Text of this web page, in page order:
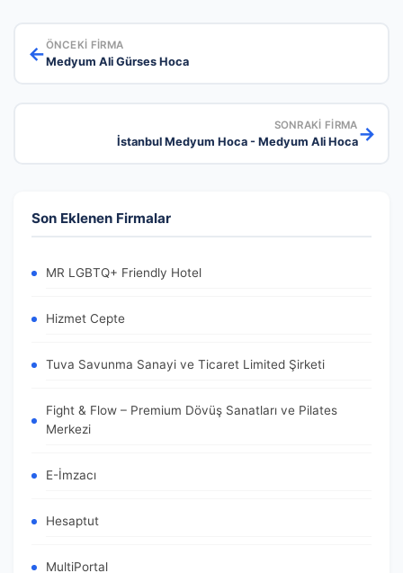
←ÖNCEKI FIRMA
Medyum Ali Gürses Hoca
SONRAKI FIRMA
İstanbul Medyum Hoca - Medyum Ali Hoca→
Son Eklenen Firmalar
MR LGBTQ+ Friendly Hotel
Hizmet Cepte
Tuva Savunma Sanayi ve Ticaret Limited Şirketi
Fight & Flow – Premium Dövüş Sanatları ve Pilates
Merkezi
E-İmzacı
Hesaptut
MultiPortal